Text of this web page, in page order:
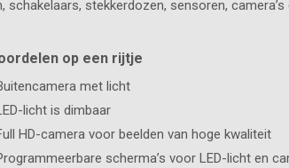
schakelaars, stekkerdozen, sensoren,
op een rijtje
met licht
licht is dimbaar
HD-camera voor beelden van hoge kwaliteit
scherma’s voor LED-licht en